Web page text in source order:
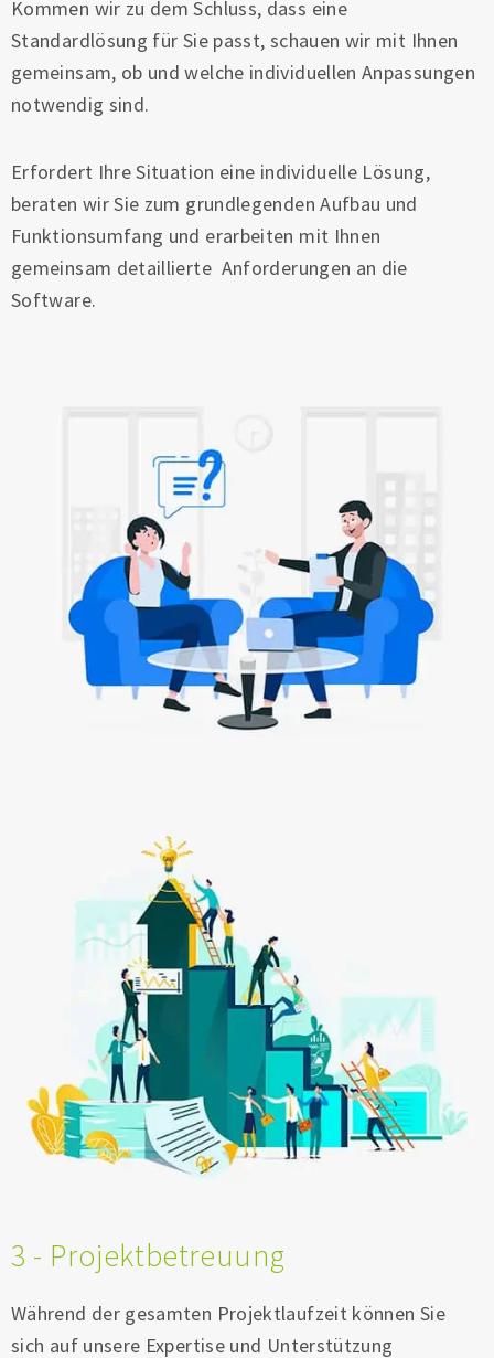
Kommen wir zu dem Schluss, dass eine
Standardlösung für Sie passt, schauen wir mit Ihnen
gemeinsam, ob und welche individuellen Anpassungen
notwendig sind.
Erfordert Ihre Situation eine individuelle Lösung,
beraten wir Sie zum grundlegenden Aufbau und
Funktionsumfang und erarbeiten mit Ihnen
gemeinsam detaillierte Anforderungen an die
Software.
3 - Projektbetreuung
Während der gesamten Projektlaufzeit können Sie
sich auf unsere Expertise und Unterstützung